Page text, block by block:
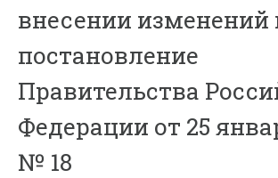
внесении изменений
постановление
Правительства
Федерации от 25
№ 18